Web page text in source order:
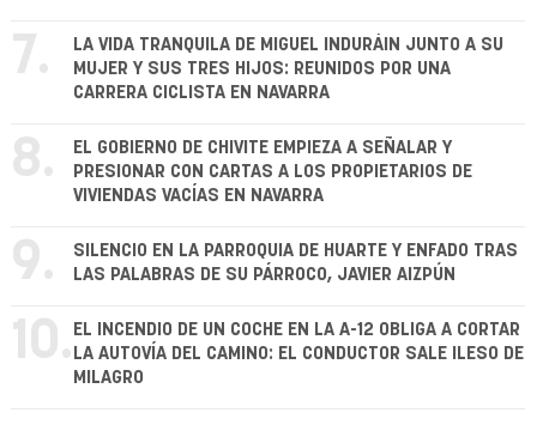
7.
LA VIDA TRANQUILA DE MIGUEL INDURÁIN JUNTO A SU
MUJER Y SUS TRES HIJOS: REUNIDOS POR UNA
CARRERA CICLISTA EN NAVARRA
8.
EL GOBIERNO DE CHIVITE EMPIEZA A SEÑALAR Y
PRESIONAR CON CARTAS A LOS PROPIETARIOS DE
VIVIENDAS VACÍAS EN NAVARRA
9.
SILENCIO EN LA PARROQUIA DE HUARTE Y ENFADO TRAS
LAS PALABRAS DE SU PÁRROCO, JAVIER AIZPÚN
10. EL INCENDIO DE UN COCHE EN LA A-12 OBLIGA A CORTAR
LA AUTOVÍA DEL CAMINO: EL CONDUCTOR SALE ILESO DE
MILAGRO